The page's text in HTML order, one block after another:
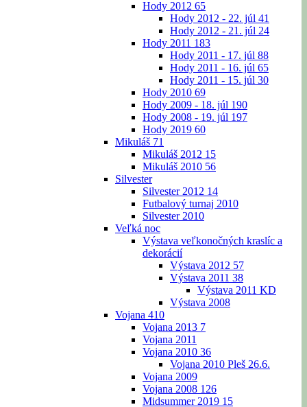
Hody 2012 65
Hody 2012 - 22. júl 41
Hody 2012 - 21. júl 24
Hody 2011 183
Hody 2011 - 17. júl 88
Hody 2011 - 16. júl 65
Hody 2011 - 15. júl 30
Hody 2010 69
Hody 2009 - 18. júl 190
Hody 2008 - 19. júl 197
Hody 2019 60
Mikuláš 71
Mikuláš 2012 15
Mikuláš 2010 56
Silvester
Silvester 2012 14
Futbalový turnaj 2010
Silvester 2010
Veľká noc
Výstava veľkonočných kraslíc a
dekorácií
Výstava 2012 57
Výstava 2011 38
Výstava 2011 KD
Výstava 2008
Vojana 410
Vojana 2013 7
Vojana 2011
Vojana 2010 36
Vojana 2010 Pleš 26.6.
Vojana 2009
Vojana 2008 126
Midsummer 2019 15